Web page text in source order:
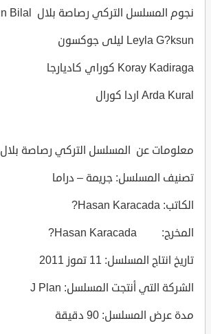
نجوم المسلسل التركي رصاصة بلال Kur?un Bilal
Leyla G?ksun ليلى جوكسون
Koray Kadiraga كوراي كاديارجا
Arda Kural اردا كورال
معلومات عن المسلسل التركي رصاصة بلال Kur?un Bilal
تصنيف المسلسل: جريمة – دراما
الكاتب: Hasan Karacada?
المخرج: Hasan Karacada?
تاريخ انتاج المسلسل: 11 تموز 2011
الشركة التي أنتجت المسلسل: J Plan
مدة عرض المسلسل: 90 دقيقة